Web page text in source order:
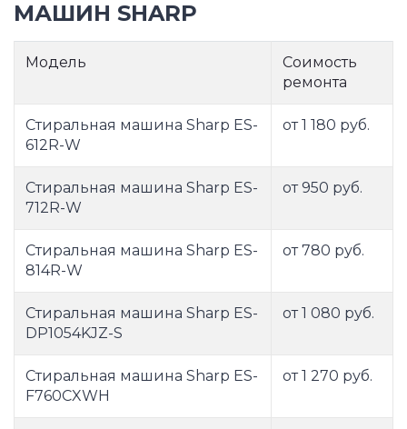
МАШИН SHARP
Модель
Соимость
ремонта
Стиральная машина Sharp ES-
612R-W
от 1 180 руб.
Стиральная машина Sharp ES-
712R-W
от 950 руб.
Стиральная машина Sharp ES-
814R-W
от 780 руб.
Стиральная машина Sharp ES-
DP1054KJZ-S
от 1 080 руб.
Стиральная машина Sharp ES-
F760CXWH
от 1 270 руб.